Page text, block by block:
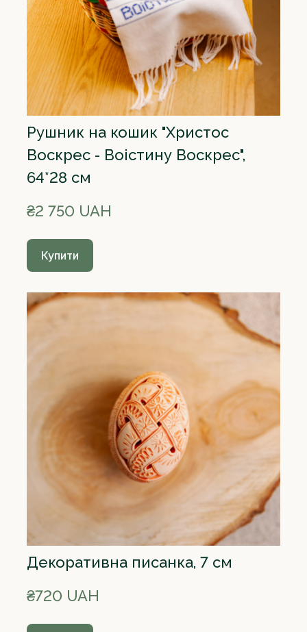
Рушник на кошик "Христос
Воскрес - Воістину Воскрес",
64*28 см
₴2 750 UAH
Купити
Декоративна писанка, 7 см
₴720 UAH